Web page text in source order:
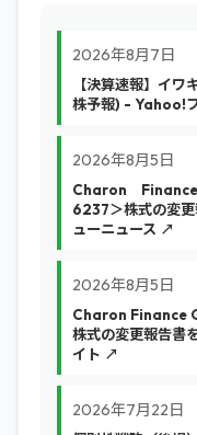
2026年8月7日
【決算速報】イ
株予報) - Yahoo!
2026年8月5日
Charon Finance
6237＞株式の変
ューニュース ↗
2026年8月5日
Charon Finance
株式の変更報告書
イト ↗
2026年7月22日